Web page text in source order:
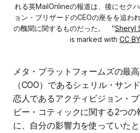
れる英MailOnlineの報道は、後にセク
ョン・ブリザードのCEOの座をを追わ
の醜聞に関するものだった。 "Sheryl
is marked with CC
メタ・プラットフォームズの最
（COO）であるシェリル・サン
恋人であるアクティビジョン・
ビー・コティックに関する2つの
に、自分の影響力を使っていた